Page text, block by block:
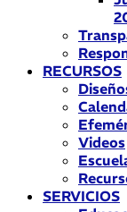
RECURSOS
Videos
SERVICIOS